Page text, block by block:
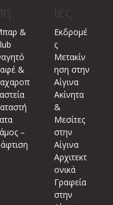
&
&
–
ίες
Εκδρομέ
ς
Μετακίν
ηση στην
Αίγινα
Ακίνητα
&
Μεσίτες
στην
Αίγινα
Αρχιτεκτ
ονικά
Γραφεία
στην